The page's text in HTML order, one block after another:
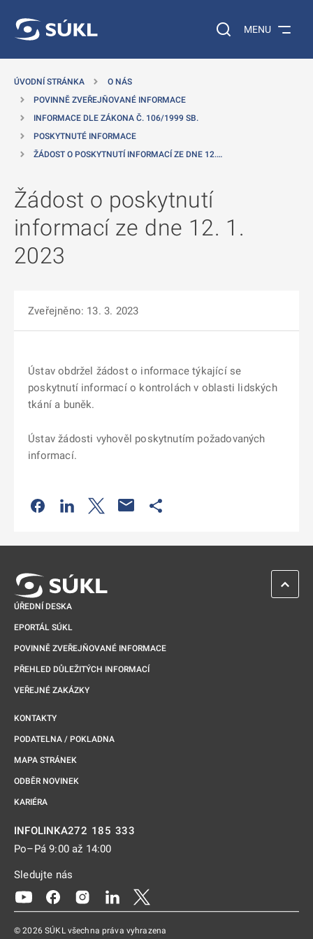
Vyhledávání na
MENU
ÚVODNÍ STRÁNKA
O NÁS
POVINNĚ ZVEŘEJŇOVANÉ INFORMACE
INFORMACE DLE ZÁKONA Č. 106/1999 SB.
POSKYTNUTÉ INFORMACE
ŽÁDOST O POSKYTNUTÍ INFORMACÍ ZE DNE 12.…
Žádost o poskytnutí
informací ze dne 12. 1.
2023
Zveřejněno: 13. 3. 2023
Ústav obdržel žádost o informace týkající se
poskytnutí informací o kontrolách v oblasti lidských
tkání a buněk.
Ústav žádosti vyhověl poskytnutím požadovaných
informací.
Odkaz se otevře na nové kartě
Odkaz se otevře na nové kartě
Odkaz se otevře na nové kartě
ÚŘEDNÍ DESKA
EPORTÁL SÚKL
POVINNĚ ZVEŘEJŇOVANÉ INFORMACE
PŘEHLED DŮLEŽITÝCH INFORMACÍ
VEŘEJNÉ ZAKÁZKY
KONTAKTY
PODATELNA / POKLADNA
MAPA STRÁNEK
ODBĚR NOVINEK
KARIÉRA
INFOLINKA272 185 333
Po–Pá 9:00 až 14:00
Sledujte nás
Odkaz se otevře na nové kartě
Odkaz se otevře na nové kartě
Odkaz se otevře na nové kartě
Odkaz se otevře na nové kartě
© 2026 SÚKL všechna práva vyhrazena
ZPĚT